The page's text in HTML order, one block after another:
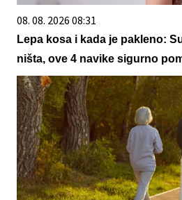
08. 08. 2026 08:31
Lepa kosa i kada je pakleno:
ništa, ove 4 navike sigurno